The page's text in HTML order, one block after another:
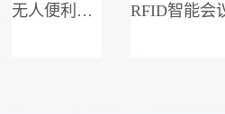
无人便利店系统